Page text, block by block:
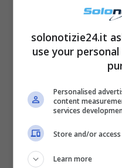
solonotizie24.it
use your
Personalised
content
services
Store and/or
Learn more